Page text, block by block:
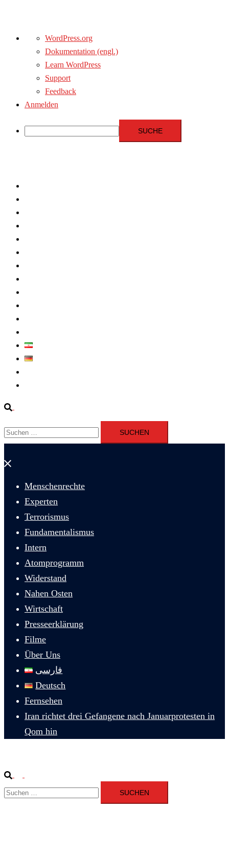
Über
WordPress
WordPress.org
Dokumentation (engl.)
Learn WordPress
Support
Feedback
Anmelden
Suche
Suche
Suchen
nach:
Menü
Menschenrechte
Experten
Terrorismus
Fundamentalismus
Intern
Atomprogramm
Widerstand
Nahen Osten
Wirtschaft
Presseerklärung
Filme
Über Uns
فارسی
Deutsch
Fernsehen
Iran richtet drei Gefangene nach Januarprotesten in
Qom hin
Suche
umschalten
Suchen
nach: